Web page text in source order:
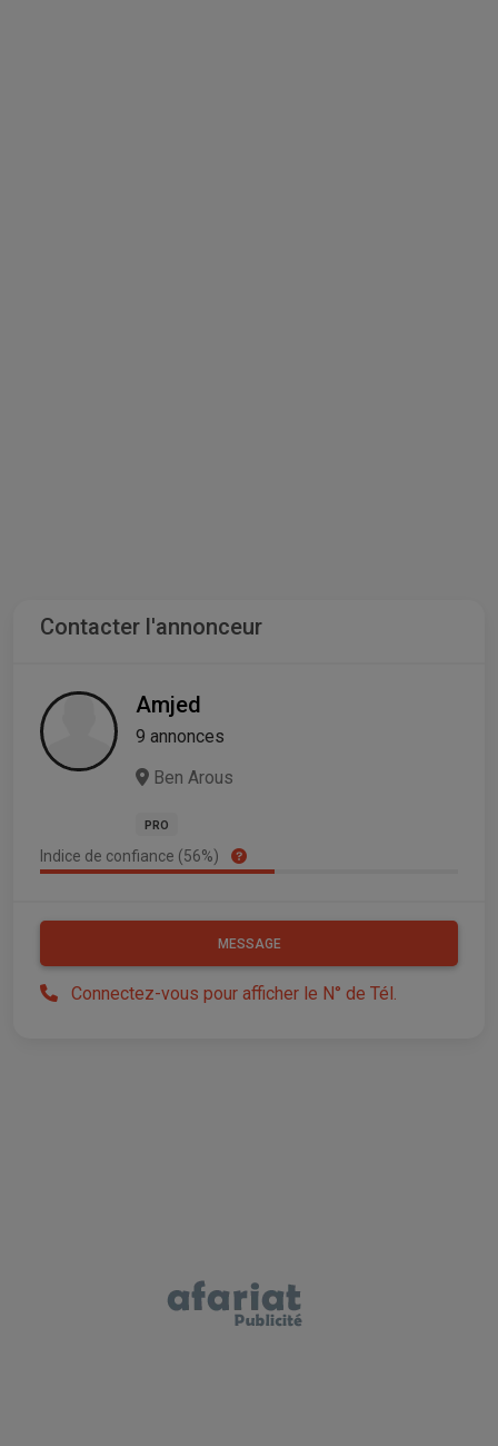
Contacter l'annonceur
Amjed
9 annonces
Ben Arous
PRO
Indice de confiance (56%)
MESSAGE
Connectez-vous pour afficher le N° de Tél.